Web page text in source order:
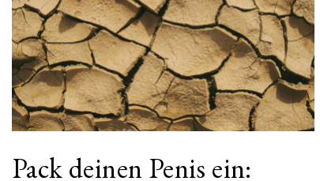
Pack deinen Penis ein: